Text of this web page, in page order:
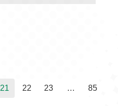
21 22 23 … 85